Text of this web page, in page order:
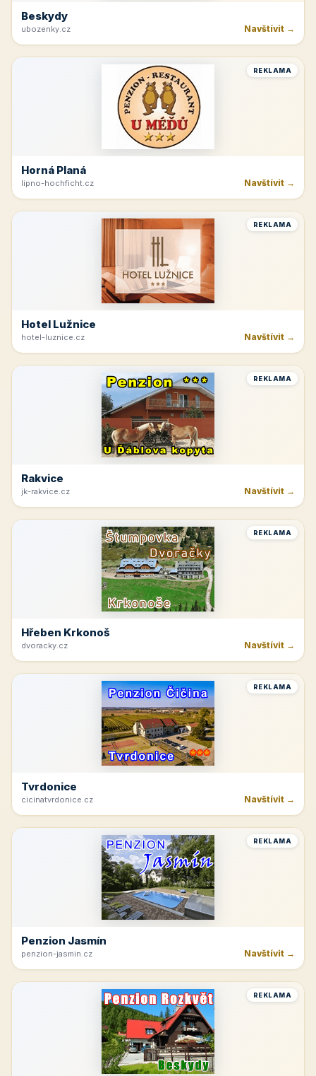
Beskydy
ubozenky.cz Navštívit →
REKLAMA
Horná Planá
lipno-hochficht.cz Navštívit →
REKLAMA
Hotel Lužnice
hotel-luznice.cz Navštívit →
REKLAMA
Rakvice
jk-rakvice.cz Navštívit →
REKLAMA
Hřeben Krkonoš
dvoracky.cz Navštívit →
REKLAMA
Tvrdonice
cicinatvrdonice.cz Navštívit →
REKLAMA
Penzion Jasmín
penzion-jasmin.cz Navštívit →
REKLAMA